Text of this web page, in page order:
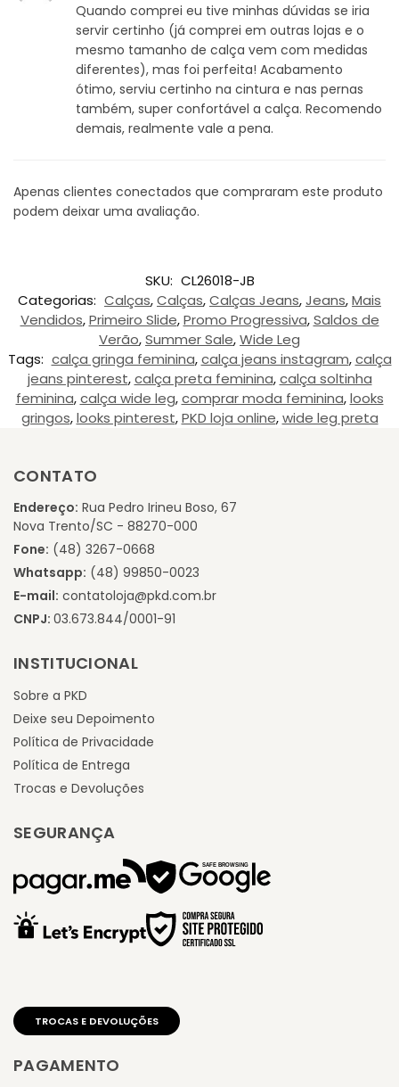
Quando comprei eu tive minhas dúvidas se iria
servir certinho (já comprei em outras lojas e o
mesmo tamanho de calça vem com medidas
diferentes), mas foi perfeita! Acabamento
ótimo, serviu certinho na cintura e nas pernas
também, super confortável a calça. Recomendo
demais, realmente vale a pena.
Apenas clientes conectados que compraram este produto
podem deixar uma avaliação.
SKU: CL26018-JB
Categorias: Calças,Calças,Calças Jeans,Jeans,Mais
Vendidos,Primeiro Slide,Promo Progressiva,Saldos de
Verão,Summer Sale,Wide Leg
Tags: calça gringa feminina,calça jeans instagram,calça
jeans pinterest,calça preta feminina,calça soltinha
feminina,calça wide leg,comprar moda feminina,looks
gringos,looks pinterest,PKD loja online,wide leg preta
CONTATO
Endereço: Rua Pedro Irineu Boso, 67
Nova Trento/SC - 88270-000
Fone: (48) 3267-0668
Whatsapp: (48) 99850-0023
E-mail: contatoloja@pkd.com.br
CNPJ: 03.673.844/0001-91
INSTITUCIONAL
Sobre a PKD
Deixe seu Depoimento
Política de Privacidade
Política de Entrega
Trocas e Devoluções
SEGURANÇA
PAGAMENTO